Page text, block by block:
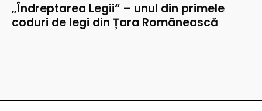
„Îndreptarea Legii“ – unul din primele
coduri de legi din Țara Românească